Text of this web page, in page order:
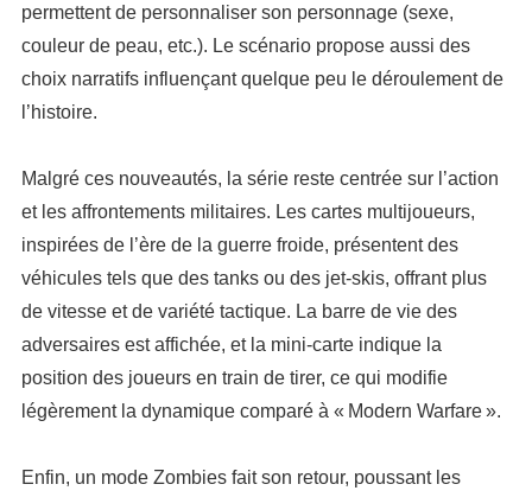
permettent de personnaliser son personnage (sexe,
couleur de peau, etc.). Le scénario propose aussi des
choix narratifs influençant quelque peu le déroulement de
l’histoire.
Malgré ces nouveautés, la série reste centrée sur l’action
et les affrontements militaires. Les cartes multijoueurs,
inspirées de l’ère de la guerre froide, présentent des
véhicules tels que des tanks ou des jet-skis, offrant plus
de vitesse et de variété tactique. La barre de vie des
adversaires est affichée, et la mini-carte indique la
position des joueurs en train de tirer, ce qui modifie
légèrement la dynamique comparé à « Modern Warfare ».
Enfin, un mode Zombies fait son retour, poussant les